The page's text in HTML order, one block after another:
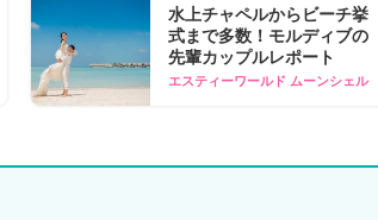
水上チャペルからビーチ挙
式まで多数！モルディブの
先輩カップルレポート
エスティーワールド ムーンシェル